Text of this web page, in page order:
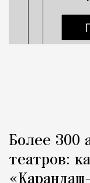
Более 300
театров: